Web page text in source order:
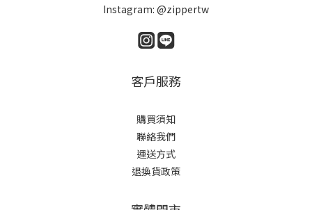
Instagram: @zippertw
客戶服務
購買須知
聯絡我們
運送方式
退換貨政策